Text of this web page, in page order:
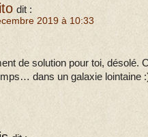
dit :
2019 à 10:33
de solution pour toi, désolé.
dans un galaxie lointaine